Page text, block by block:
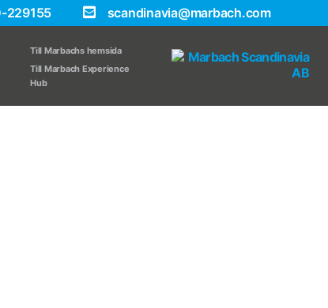
229155 scandinavia@marbach.com
Till Marbachs hemsida
Till Marbach Experience
Hub